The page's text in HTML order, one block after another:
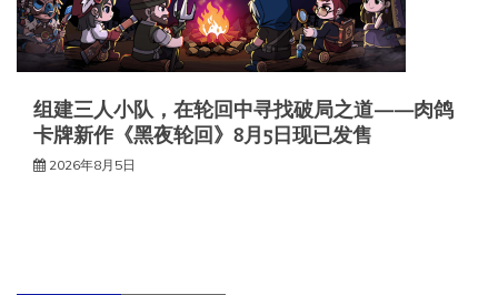
组建三人小队，在轮回中寻找破局之道——肉鸽
卡牌新作《黑夜轮回》8月5日现已发售
2026年8月5日